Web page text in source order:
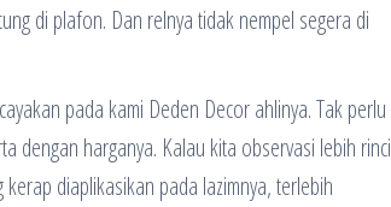
di plafon. Dan relnya tidak nempel segera di
pada kami Deden Decor ahlinya. Tak perlu
dengan harganya. Kalau kita observasi lebih rinci
diaplikasikan pada lazimnya, terlebih